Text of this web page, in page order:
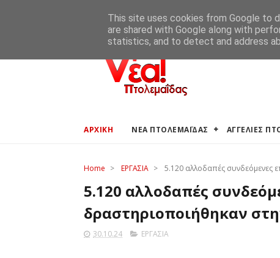
ΑΓΓΕΛΙΕΣ ΠΤΟΛΕΜΑΪΔΑΣ
ΑΡΧΙΚΗ ΝΕΑ ΠΤΟΛΕΜΑΪΔΑΣ ΑΓΓΕΛΙΕΣ
Home > ΕΡΓΑΣΙΑ > 5.120 αλλοδαπές συνδεόμενες
5.120 αλλοδαπές
δραστηριοποιήθηκαν
30.10.24 ΕΡΓΑΣΙΑ
This site uses cookies from Google to
are shared with Google along with
statistics, and to detect and address